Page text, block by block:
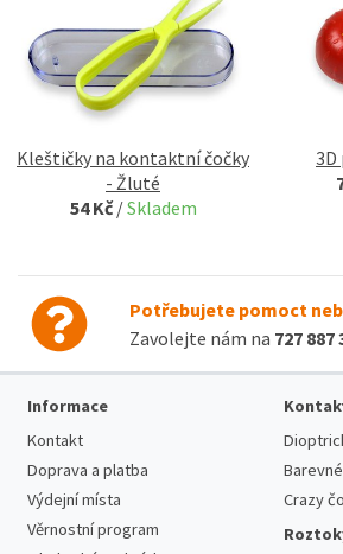
Kleštičky na kontaktní čočky
- Žluté
54 Kč/Skladem
3D
Potřebujete pomoct
Zavolejte nám na 727 887
Informace
Kontakt
Doprava a platba
Výdejní místa
Věrnostní program
Crazy